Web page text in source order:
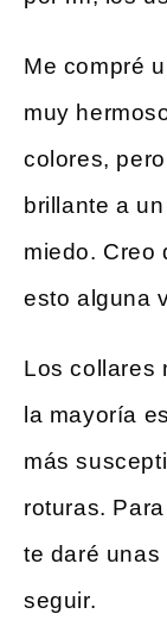
Me compré
muy
colores,
brillante a
miedo. Creo
esto alguna
Los collares
la mayoría
más
roturas.
te daré unas
seguir.